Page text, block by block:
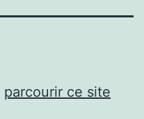
parcourir ce site